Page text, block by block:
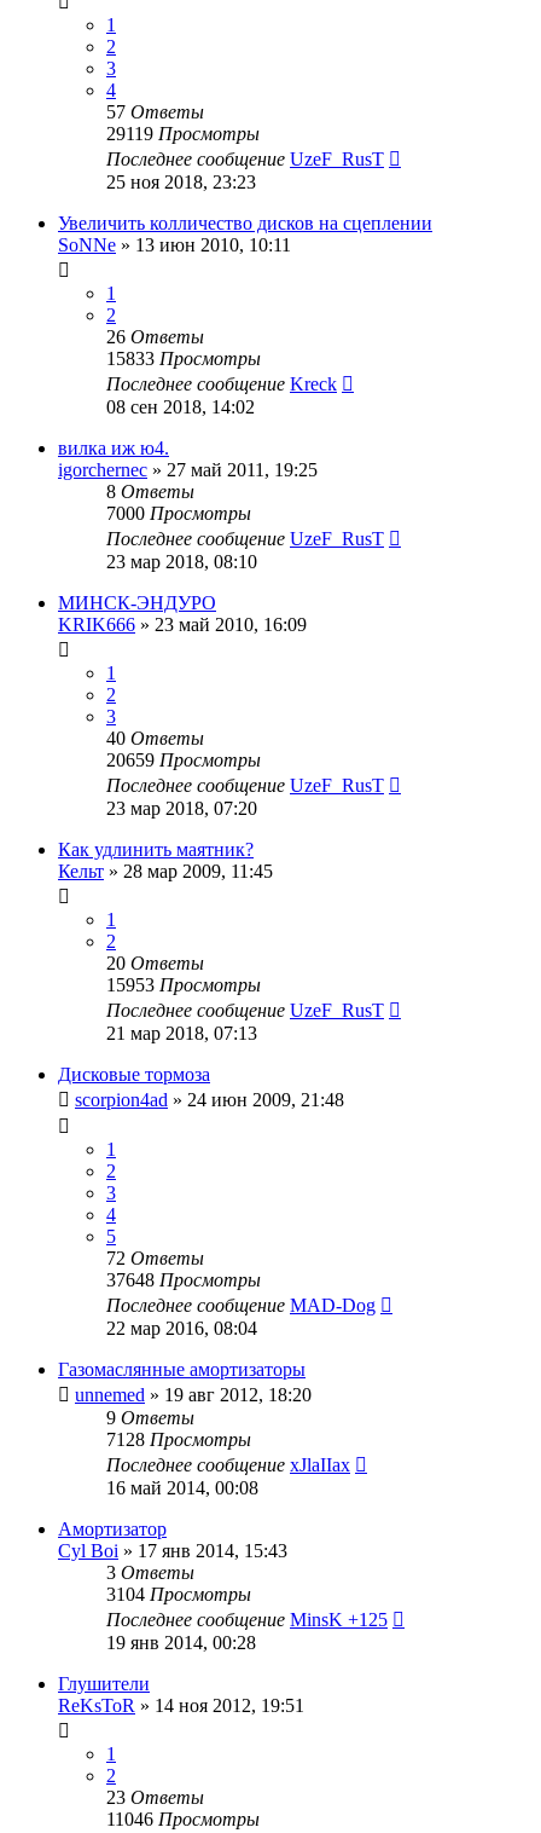
1
2
3
4
57 Ответы
29119 Просмотры
Последнее сообщение UzeF_RusT
25 ноя 2018, 23:23
Увеличить колличество дисков на сцеплении
SoNNe » 13 июн 2010, 10:11
1
2
26 Ответы
15833 Просмотры
Последнее сообщение Kreck
08 сен 2018, 14:02
вилка иж ю4.
igorchernec » 27 май 2011, 19:25
8 Ответы
7000 Просмотры
Последнее сообщение UzeF_RusT
23 мар 2018, 08:10
МИНСК-ЭНДУРО
KRIK666 » 23 май 2010, 16:09
1
2
3
40 Ответы
20659 Просмотры
Последнее сообщение UzeF_RusT
23 мар 2018, 07:20
Как удлинить маятник?
Кельт » 28 мар 2009, 11:45
1
2
20 Ответы
15953 Просмотры
Последнее сообщение UzeF_RusT
21 мар 2018, 07:13
Дисковые тормоза
scorpion4ad » 24 июн 2009, 21:48
1
2
3
4
5
72 Ответы
37648 Просмотры
Последнее сообщение MAD-Dog
22 мар 2016, 08:04
Газомаслянные амортизаторы
unnemed » 19 авг 2012, 18:20
9 Ответы
7128 Просмотры
Последнее сообщение xJlaIIax
16 май 2014, 00:08
Амортизатор
Cyl Boi » 17 янв 2014, 15:43
3 Ответы
3104 Просмотры
Последнее сообщение MinsK +125
19 янв 2014, 00:28
Глушители
ReKsToR » 14 ноя 2012, 19:51
1
2
23 Ответы
11046 Просмотры